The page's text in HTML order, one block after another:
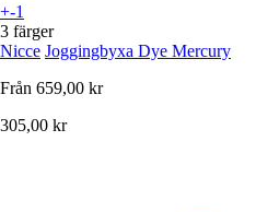
+-1
3 färger
Nicce Joggingbyxa Dye Mercury
Från 659,00 kr
305,00 kr